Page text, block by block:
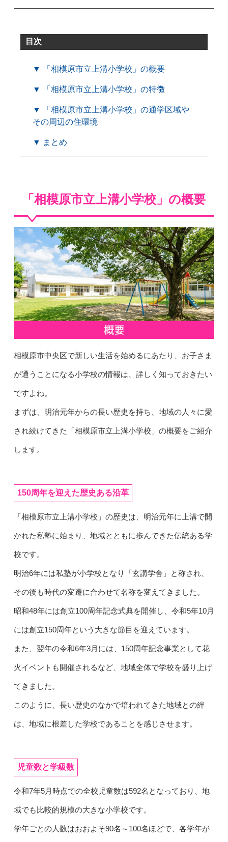
目次
▼ 「相模原市立上溝小学校」の概要
▼ 「相模原市立上溝小学校」の特徴
▼ 「相模原市立上溝小学校」の通学区域や
その周辺の住環境
▼ まとめ
「相模原市立上溝小学校」の概要
相模原市中央区で新しい生活を始めるにあたり、お子さま
が通うことになる小学校の情報は、詳しく知っておきたい
ですよね。
まずは、明治元年からの長い歴史を持ち、地域の人々に愛
され続けてきた「相模原市立上溝小学校」の概要をご紹介
します。
150周年を迎えた歴史ある沿革
「相模原市立上溝小学校」の歴史は、明治元年に上溝で開
かれた私塾に始まり、地域とともに歩んできた伝統ある学
校です。
明治6年には私塾が小学校となり「玄講学舎」と称され、
その後も時代の変遷に合わせて名称を変えてきました。
昭和48年には創立100周年記念式典を開催し、令和5年10月
には創立150周年という大きな節目を迎えています。
また、翌年の令和6年3月には、150周年記念事業として花
火イベントも開催されるなど、地域全体で学校を盛り上げ
てきました。
このように、長い歴史のなかで培われてきた地域との絆
は、地域に根差した学校であることを感じさせます。
児童数と学級数
令和7年5月時点での全校児童数は592名となっており、地
域でも比較的規模の大きな小学校です。
学年ごとの人数はおおよそ90名～100名ほどで、各学年が